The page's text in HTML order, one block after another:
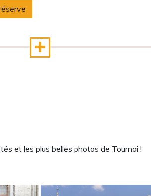
et les plus belles photos de Tournai !